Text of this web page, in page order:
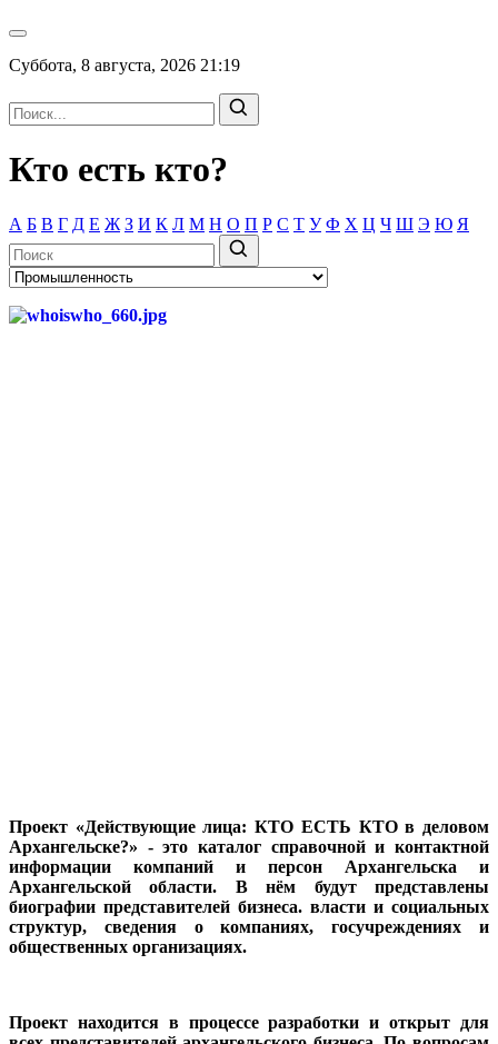
Суббота, 8 августа, 2026 21:19
Кто есть кто?
А Б В Г Д Е Ж З И К Л М Н О П Р С Т У Ф Х Ц Ч Ш Э Ю Я
Проект «Действующие лица: КТО ЕСТЬ КТО в деловом
Архангельске?» - это каталог справочной и контактной
информации компаний и персон Архангельска и
Архангельской области. В нём будут представлены
биографии представителей бизнеса. власти и социальных
структур, сведения о компаниях, госучреждениях и
общественных организациях.
Проект находится в процессе разработки и открыт для